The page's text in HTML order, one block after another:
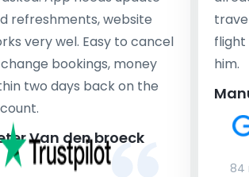
refreshments, website
very wel. Easy to cancel
bookings, money
two days back on the
Van den broeck
flight
him.
84